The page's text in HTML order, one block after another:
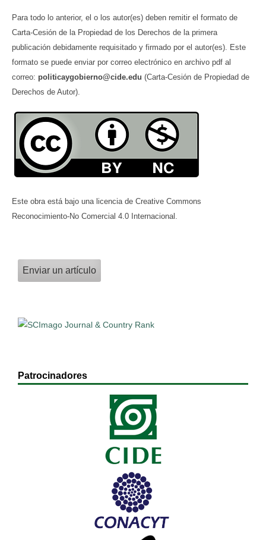
Para todo lo anterior, el o los autor(es) deben remitir el formato de
Carta-Cesión de la Propiedad de los Derechos de la primera
publicación debidamente requisitado y firmado por el autor(es). Este
formato se puede enviar por correo electrónico en archivo pdf al
correo: politicaygobierno@cide.edu (Carta-Cesión de Propiedad de
Derechos de Autor).
Este obra está bajo una licencia de Creative Commons
Reconocimiento-No Comercial 4.0 Internacional.
Enviar un artículo
Patrocinadores